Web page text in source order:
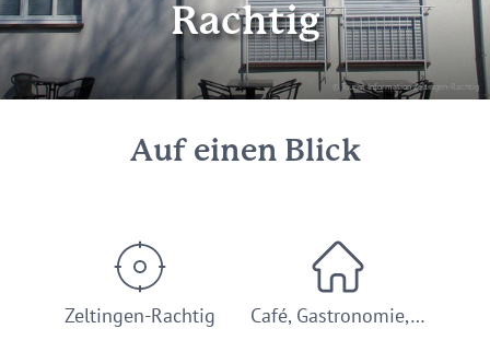
© Tourist Information Zeltingen-Rachtig
Rachtig
Auf einen Blick
Zeltingen-Rachtig Café, Gastronomie,…